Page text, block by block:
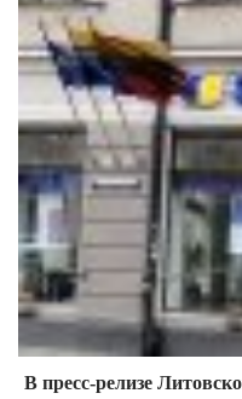
В пресс-релизе